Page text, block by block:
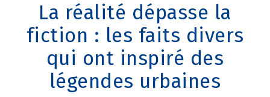
La réalité dépasse la
fiction : les faits divers
qui ont inspiré des
légendes urbaines